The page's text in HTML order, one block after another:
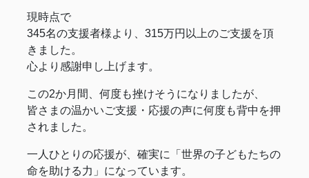
現時点で
345名の支援者様より、315万円以上のご支援を頂
きました。
心より感謝申し上げます。
この2か月間、何度も挫けそうになりましたが、
皆さまの温かいご支援・応援の声に何度も背中を押
されました。
一人ひとりの応援が、確実に「世界の子どもたちの
命を助ける力」になっています。